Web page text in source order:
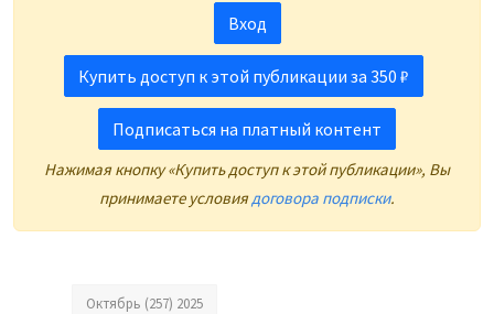
Вход
Купить доступ к этой публикации за 350 ₽
Подписаться на платный контент
Нажимая кнопку «Купить доступ к этой публикации», Вы
принимаете условия договора подписки.
Октябрь (257) 2025